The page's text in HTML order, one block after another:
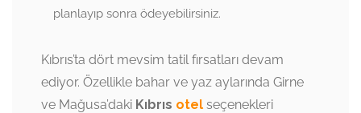
planlayıp sonra ödeyebilirsiniz.
Kıbrıs’ta dört mevsim tatil fırsatları devam
ediyor. Özellikle bahar ve yaz aylarında Girne
ve Mağusa’daki Kıbrıs otel seçenekleri